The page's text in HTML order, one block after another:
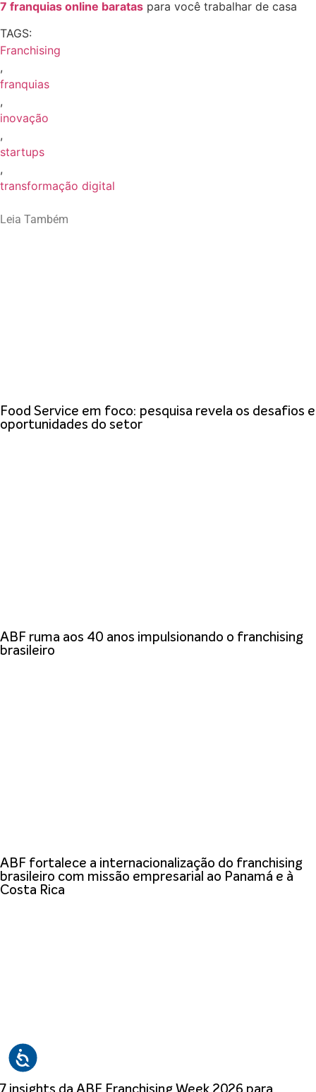
7 franquias online baratas para você trabalhar de casa
TAGS:
Franchising
,
franquias
,
inovação
,
startups
,
transformação digital
Leia Também
Food Service em foco: pesquisa revela os desafios e
oportunidades do setor
ABF ruma aos 40 anos impulsionando o franchising
brasileiro
ABF fortalece a internacionalização do franchising
brasileiro com missão empresarial ao Panamá e à
Costa Rica